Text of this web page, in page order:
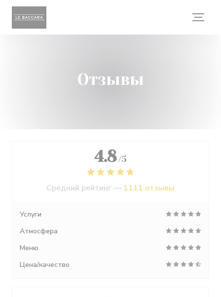
Панель управления cookies
Отзывы
4.8 /5
Средний рейтинг — 1111 отзывы
Услуги
Атмосфера
Меню
Цена/качество